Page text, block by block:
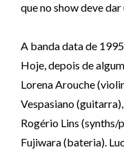
que no show deve
A banda data de
Hoje, depois de
Lorena Arouche
Vespasiano
Rogério Lins
Fujiwara (bateria).